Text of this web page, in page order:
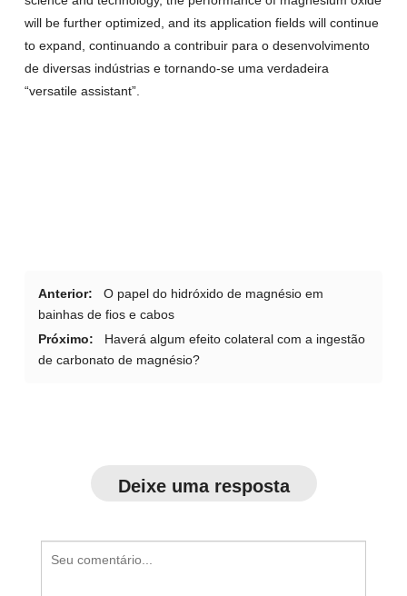
will be further optimized and its application fields will continue
to expand , continuando a contribuir para o desenvolvimento
de diversas indústrias e tornando-se uma verdadeira
“versatile assistant”.
Anterior:
O papel do hidróxido de magnésio em
bainhas de fios e cabos
Próximo:
Haverá algum efeito colateral com a ingestão
de carbonato de magnésio?
Deixe uma resposta